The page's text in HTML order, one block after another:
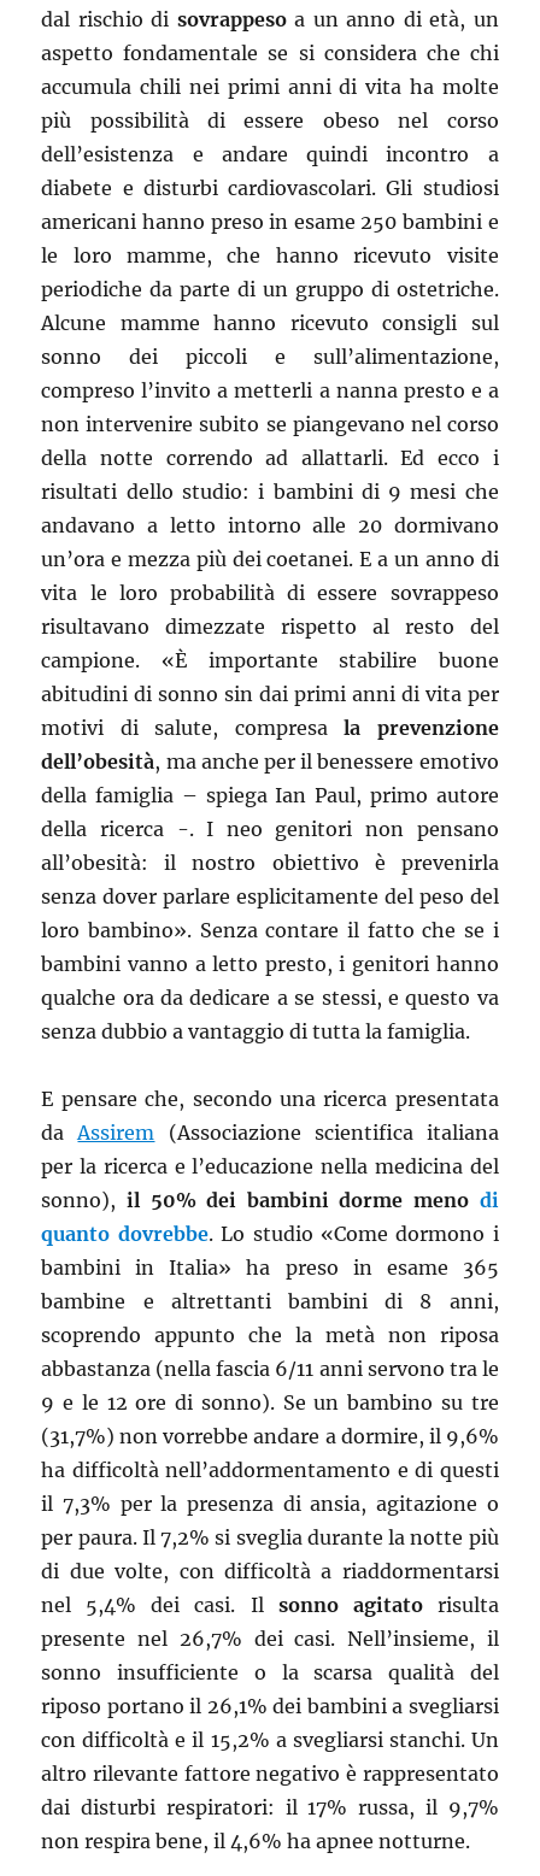
dal rischio di sovrappesoa un anno di età, un
aspetto fondamentale se si considera che chi
accumula chili nei primi anni di vita ha molte
più possibilità di essere obeso nel corso
dell’esistenza e andare quindi incontro a
diabete e disturbi cardiovascolari. Gli studiosi
americani hanno preso in esame 250 bambini e
le loro mamme, che hanno ricevuto visite
periodiche da parte di un gruppo di ostetriche.
Alcune mamme hanno ricevuto consigli sul
sonno dei piccoli e sull’alimentazione,
compreso l’invito a metterli a nanna presto e a
non intervenire subito se piangevano nel corso
della notte correndo ad allattarli. Ed ecco i
risultati dello studio: i bambini di 9 mesi che
andavano a letto intorno alle 20 dormivano
un’ora e mezza più dei coetanei. E a un anno di
vita le loro probabilità di essere sovrappeso
risultavano dimezzate rispetto al resto del
campione. «È importante stabilire buone
abitudini di sonno sin dai primi anni di vita per
motivi di salute, compresala prevenzione
dell’obesità, ma anche per il benessere emotivo
della famiglia – spiega Ian Paul, primo autore
della ricerca -. I neo genitori non pensano
all’obesità: il nostro obiettivo è prevenirla
senza dover parlare esplicitamente del peso del
loro bambino». Senza contare il fatto che se i
bambini vanno a letto presto, i genitori hanno
qualche ora da dedicare a se stessi, e questo va
senza dubbio a vantaggio di tutta la famiglia.
E pensare che, secondo una ricerca presentata
daAssirem (Associazione scientifica italiana
per la ricerca e l’educazione nella medicina del
sonno),il 50% dei bambini dorme meno di
quanto dovrebbe. Lo studio «Come dormono i
bambini in Italia» ha preso in esame 365
bambine e altrettanti bambini di 8 anni,
scoprendo appunto che la metà non riposa
abbastanza (nella fascia 6/11 anni servono tra le
9 e le 12 ore di sonno). Se un bambino su tre
(31,7%) non vorrebbe andare a dormire, il 9,6%
ha difficoltà nell’addormentamento e di questi
il 7,3% per la presenza di ansia, agitazione o
per paura. Il 7,2% si sveglia durante la notte più
di due volte, con difficoltà a riaddormentarsi
nel 5,4% dei casi. Il sonno agitatorisulta
presente nel 26,7% dei casi. Nell’insieme, il
sonno insufficiente o la scarsa qualità del
riposo portano il 26,1% dei bambini a svegliarsi
con difficoltà e il 15,2% a svegliarsi stanchi. Un
altro rilevante fattore negativo è rappresentato
dai disturbi respiratori: il 17% russa, il 9,7%
non respira bene, il 4,6% ha apnee notturne.